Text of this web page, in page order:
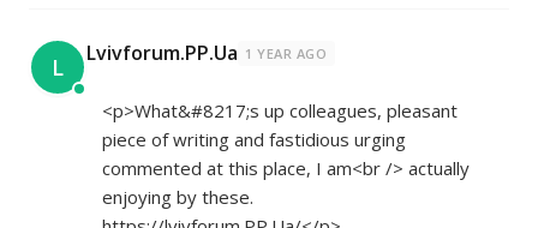
L Lvivforum.PP.Ua 1 YEAR AGO
<p>What&#8217;s up colleagues, pleasant
piece of writing and fastidious urging
commented at this place, I am<br /> actually
enjoying by these.